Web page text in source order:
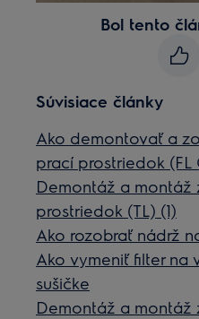
Bol tento
Súvisiace články
Ako demontovať a
prací prostriedok
Demontáž a montáž
prostriedok (TL) (1)
Ako rozobrať nádrž
Ako vymeniť filter na
sušičke
Demontáž a montáž